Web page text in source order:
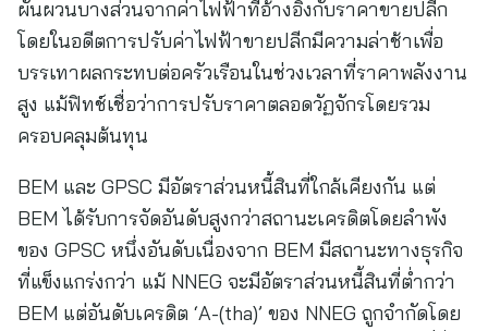
ผันผวนบางส่วนจากค่าไฟฟ้าที่อ้างอิงกับราคาขายปลีก
โดยในอดีตการปรับค่าไฟฟ้าขายปลีกมีความล่าช้าเพื่อ
บรรเทาผลกระทบต่อครัวเรือนในช่วงเวลาที่ราคาพลังงาน
สูง แม้ฟิทช์เชื่อว่าการปรับราคาตลอดวัฏจักรโดยรวม
ครอบคลุมต้นทุน
BEM และ GPSC มีอัตราส่วนหนี้สินที่ใกล้เคียงกัน แต่
BEM ได้รับการจัดอันดับสูงกว่าสถานะเครดิตโดยลำพัง
ของ GPSC หนึ่งอันดับเนื่องจาก BEM มีสถานะทางธุรกิจ
ที่แข็งแกร่งกว่า แม้ NNEG จะมีอัตราส่วนหนี้สินที่ต่ำกว่า
BEM แต่อันดับเครดิต ‘A-(tha)’ ของ NNEG ถูกจำกัดโดย